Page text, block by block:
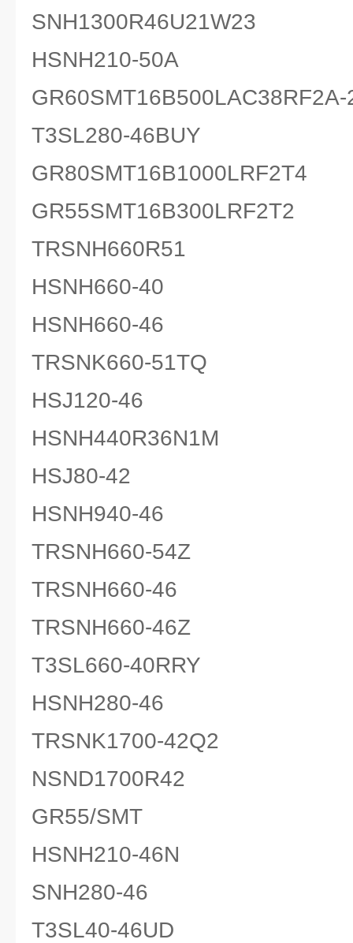
SNH1300R46U21W23
HSNH210-50A
GR60SMT16B500LAC38RF2A-
T3SL280-46BUY
GR80SMT16B1000LRF2T4
GR55SMT16B300LRF2T2
TRSNH660R51
HSNH660-40
HSNH660-46
TRSNK660-51TQ
HSJ120-46
HSNH440R36N1M
HSJ80-42
HSNH940-46
TRSNH660-54Z
TRSNH660-46
TRSNH660-46Z
T3SL660-40RRY
HSNH280-46
TRSNK1700-42Q2
NSND1700R42
GR55/SMT
HSNH210-46N
SNH280-46
T3SL40-46UD